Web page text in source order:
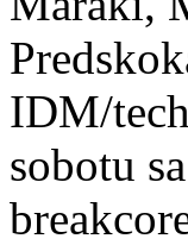
IDM/
sobotu